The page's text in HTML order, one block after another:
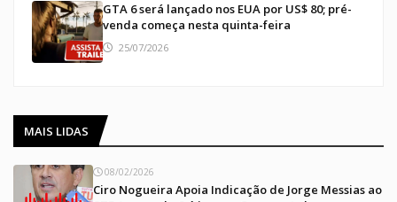
GTA 6 será lançado nos EUA por US$ 80; pré-
venda começa nesta quinta-feira
25/07/2026
MAIS LIDAS
08/02/2026
Ciro Nogueira Apoia Indicação de Jorge Messias ao